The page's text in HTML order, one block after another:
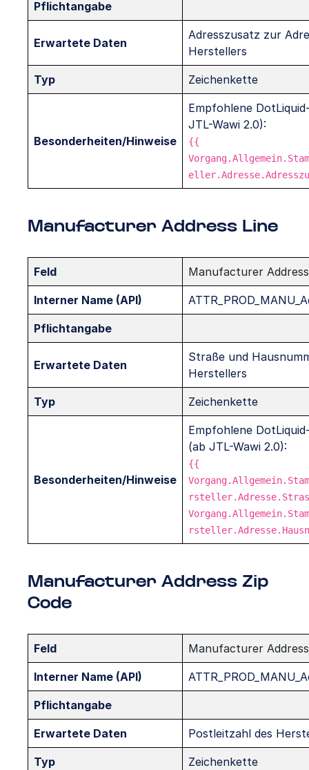
Pflichtangabe
Erwartete Daten
Adresszusatz zur
Herstellers
Typ Zeichenkette
Besonderheiten/Hinweise
Empfohlene
JTL-Wawi 2.0):
{{
Manufacturer Address Line
Feld Manufacturer
Interner Name (API)
Pflichtangabe
Erwartete Daten
Straße und
Herstellers
Typ Zeichenkette
Besonderheiten/Hinweise
Empfohlene
(ab JTL-Wawi 2.0):
{{
Manufacturer Address Zip
Code
Feld Manufacturer
Interner Name (API)
Pflichtangabe
Erwartete Daten Postleitzahl des
Typ Zeichenkette